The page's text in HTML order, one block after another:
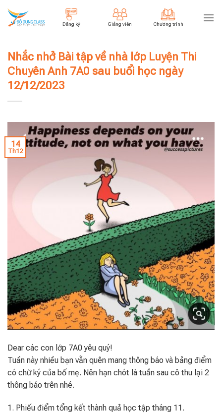
Skip
Đăng ký Giảng viên Chương trình
Nhắc nhở Bài tập về nhà lớp Luyện Thi
Chuyên Anh 7A0 sau buổi học ngày
12/12/2023
14
Th12
Dear các con lớp 7A0 yêu quý!
Tuần này nhiều bạn vẫn quên mang thông báo và bảng điểm
có chữ ký của bố mẹ. Nên hạn chót là tuần sau cô thu lại 2
thông báo trên nhé.
1. Phiếu điểm tổng kết thành quả học tập tháng 11.